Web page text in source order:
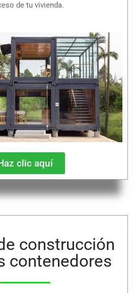
de tu vivienda.
clic aquí
construcción
contenedores